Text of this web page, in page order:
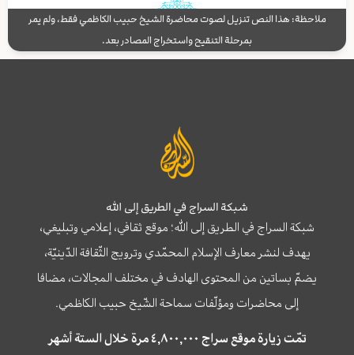
ملاحظة: هذا النص تنزيل لصوت محاضرة الشيخ حبيب الكاظمي فقط، ولم يمر
بمرحلة التنقيح واستخراج المصادر بعد.
شبكة السراج في الطريق إلى الله
شبكة السراج في الطريق إلى الله؛ موقع ثقافي، إعلامي وتبليغي،
يهدف لنشر معارف الإسلام المحمّدي وترويج الثّقافة الدّينيّة،
يضمّ بساتين من المحتوى الهادف في مختلف المجالات، مضافا
إلى محاضرات ومؤلّفات سماحة الشّيخ حبيب الكاظمي.
تمّت زيارة موقع سراج ٤,٨٠٠,٠٠٠ مرة خلال الستة أشهر